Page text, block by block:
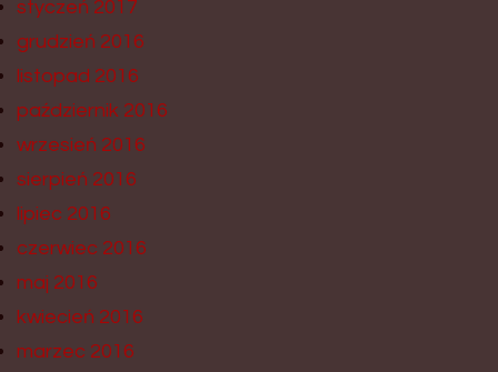
styczeń 2017
grudzień 2016
listopad 2016
październik 2016
wrzesień 2016
sierpień 2016
lipiec 2016
czerwiec 2016
maj 2016
kwiecień 2016
marzec 2016